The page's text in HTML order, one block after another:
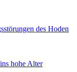
des Hoden
hohe Alter